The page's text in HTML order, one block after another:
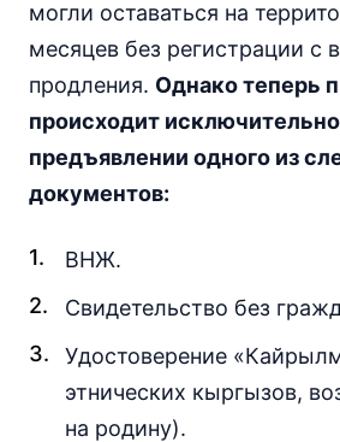
могли оставаться на
месяцев без регистрации с
продления. Однако теперь
происходит
предъявлении одного из
документов:
ВНЖ.
Свидетельство без
Удостоверение
этнических кыргызов,
на родину).